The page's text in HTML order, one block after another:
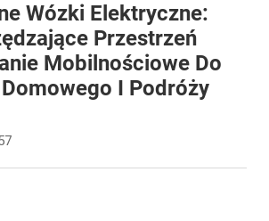
Wózki Elektryczne:
Przestrzeń
Mobilnościowe Do
I Podróży